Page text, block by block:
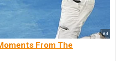
From The